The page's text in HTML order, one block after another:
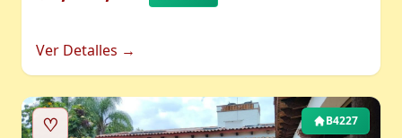
Ver Detalles →
♡ B4227